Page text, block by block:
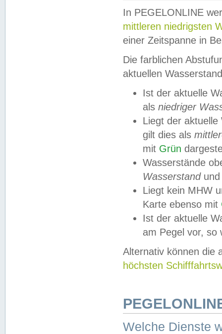
In PEGELONLINE
mittleren niedrigsten
einer Zeitspanne in
Die farblichen
aktuellen
Ist der aktuelle
als niedriger
Liegt der
gilt dies als
mit Grün
Wasserstände
Wasserstandund
Liegt kein MHW
Karte ebenso mit
Ist der aktuelle
am Pegel vor,
Alternativ können die
höchsten
Welche Dienste